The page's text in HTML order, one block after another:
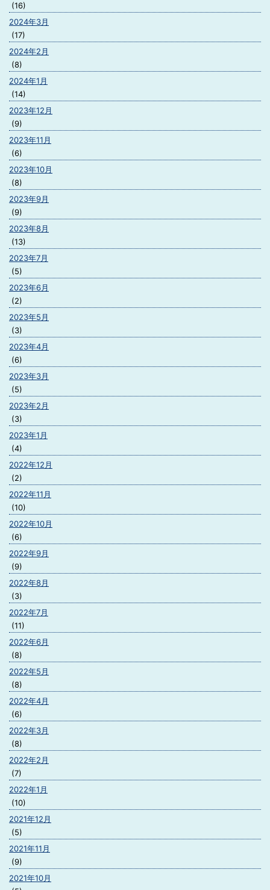
(16)
2024年3月
(17)
2024年2月
(8)
2024年1月
(14)
2023年12月
(9)
2023年11月
(6)
2023年10月
(8)
2023年9月
(9)
2023年8月
(13)
2023年7月
(5)
2023年6月
(2)
2023年5月
(3)
2023年4月
(6)
2023年3月
(5)
2023年2月
(3)
2023年1月
(4)
2022年12月
(2)
2022年11月
(10)
2022年10月
(6)
2022年9月
(9)
2022年8月
(3)
2022年7月
(11)
2022年6月
(8)
2022年5月
(8)
2022年4月
(6)
2022年3月
(8)
2022年2月
(7)
2022年1月
(10)
2021年12月
(5)
2021年11月
(9)
2021年10月